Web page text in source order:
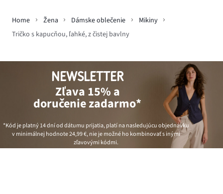
Home Žena Dámske oblečenie
Mikiny
Tričko s kapucňou, ľahké, z čistej bavlny
NEWSLETTER
Zľava 15% a
doručenie zadarmo*
*Kód je platný 14 dní od dátumu prijatia, platí na nasledujúcu objednávku
v minimálnej hodnote24,99 €, nie je možné ho kombinovať s inými
zľavovými kódmi.